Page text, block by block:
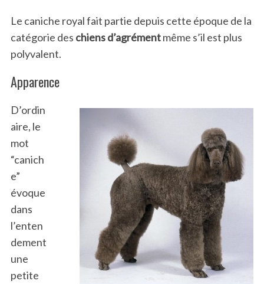
Le caniche royal fait partie depuis cette époque de la
catégorie des chiens d’agrémentmême s’il est plus
polyvalent.
Apparence
D’ordin
aire, le
mot
“canich
e”
évoque
dans
l’enten
dement
une
petite